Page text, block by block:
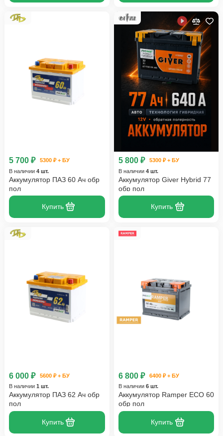
5 700 ₽
5300 ₽ + БУ
В наличии 4 шт.
Аккумулятор ПАЗ 60 Ач обр
пол
Купить
5 800 ₽
5300 ₽ + БУ
В наличии 4 шт.
Аккумулятор Giver Hybrid 77
обр пол
Купить
6 000 ₽
5600 ₽ + БУ
В наличии 1 шт.
Аккумулятор ПАЗ 62 Ач обр
пол
Купить
6 800 ₽
6400 ₽ + БУ
В наличии 6 шт.
Аккумулятор Ramper ECO 60
обр пол
Купить